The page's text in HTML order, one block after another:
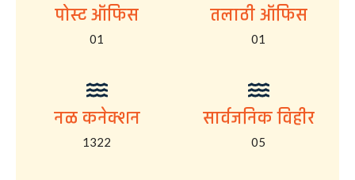
पोस्ट ऑफिस
01
तलाठी ऑफिस
01
नळ कनेक्शन
1322
सार्वजनिक विहीर
05